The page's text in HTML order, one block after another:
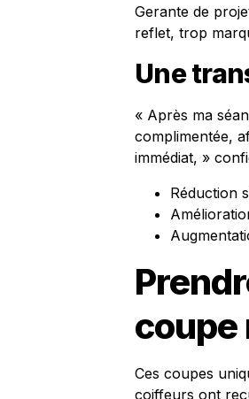
Gerante de
reflet, trop
Une
« Après ma
complimentée,
immédiat, »
Réduction
coupe
Ces coupes
coiffeurs ont